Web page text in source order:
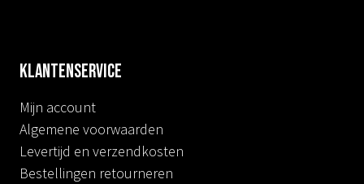
Klantenservice
Mijn account
Algemene voorwaarden
Levertijd en verzendkosten
Bestellingen retourneren